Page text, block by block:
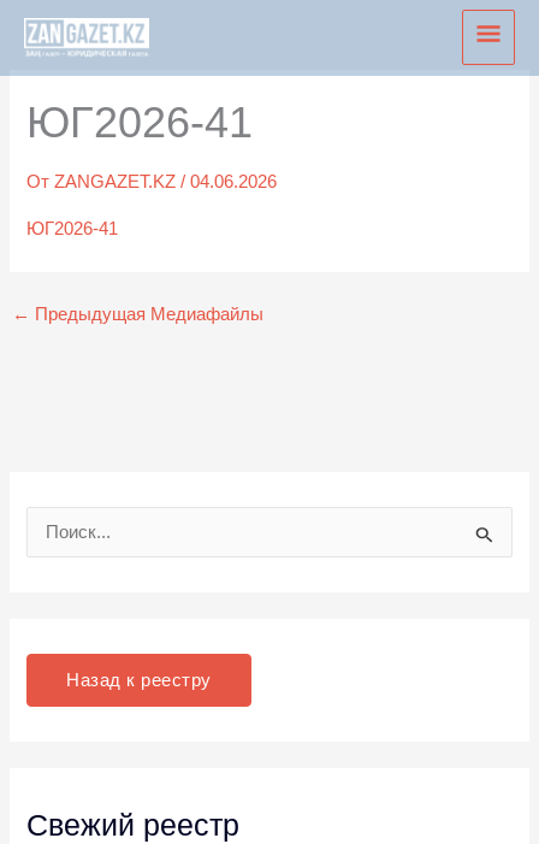
Перейти
содержимому
ЮГ2026-41
ОтZANGAZET.KZ/04.06.2026
ЮГ2026-41
← Предыдущая Медиафайлы
Назад к реестру
Свежий реестр